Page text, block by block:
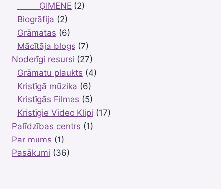
ĢIMENE (2)
Biogrāfija (2)
Grāmatas (6)
Mācītāja blogs (7)
Noderīgi resursi (27)
Grāmatu plaukts (4)
Kristīgā mūzika (6)
Kristīgās Filmas (5)
Kristīgie Video Klipi (17)
Palīdzības centrs (1)
Par mums (1)
Pasākumi (36)